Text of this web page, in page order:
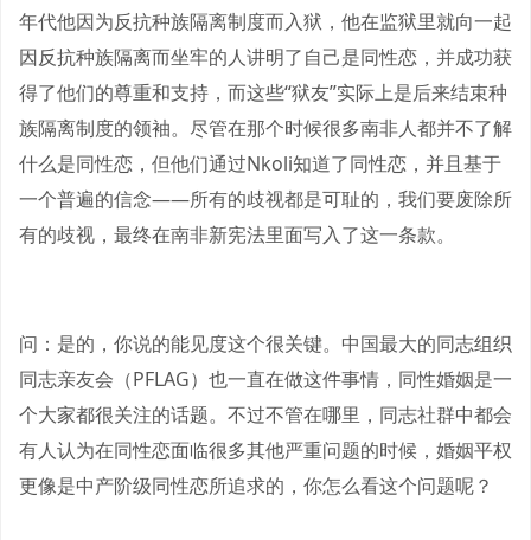
年代他因为反抗种族隔离制度而入狱，他在监狱里就向一起
因反抗种族隔离而坐牢的人讲明了自己是同性恋，并成功获
得了他们的尊重和支持，而这些“狱友”实际上是后来结束种
族隔离制度的领袖。尽管在那个时候很多南非人都并不了解
什么是同性恋，但他们通过Nkoli知道了同性恋，并且基于
一个普遍的信念——所有的歧视都是可耻的，我们要废除所
有的歧视，最终在南非新宪法里面写入了这一条款。
问：是的，你说的能见度这个很关键。中国最大的同志组织
同志亲友会（PFLAG）也一直在做这件事情，同性婚姻是一
个大家都很关注的话题。不过不管在哪里，同志社群中都会
有人认为在同性恋面临很多其他严重问题的时候，婚姻平权
更像是中产阶级同性恋所追求的，你怎么看这个问题呢？